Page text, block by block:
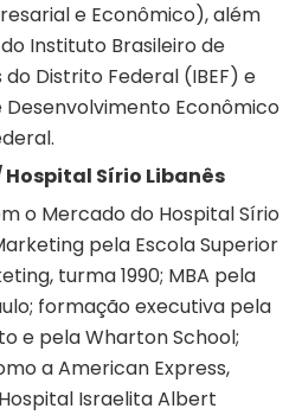
e Econômico), além
Instituto Brasileiro de
Distrito Federal (IBEF) e
Econômico
Sírio Libanês
o Mercado do Hospital Sírio
pela Escola Superior
turma 1990; MBA pela
formação executiva pela
e pela Wharton School;
a American Express,
Israelita Albert